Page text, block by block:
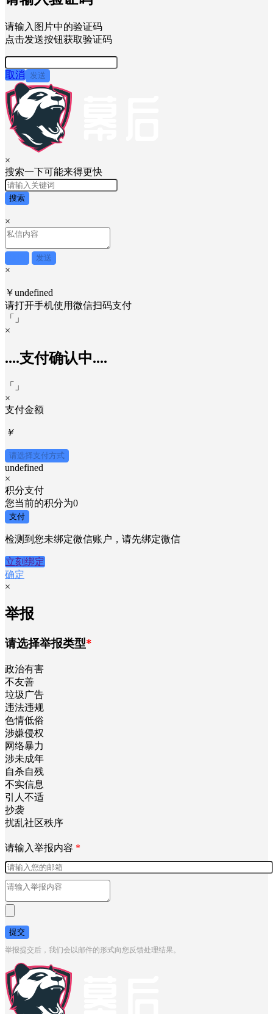
请输入图片中的验证码
点击发送按钮获取验证码
取消 发送
×
搜索一下可能来得更快
搜索
×
发送
×
￥undefined
请打开手机使用微信扫码支付
「
」
×
....支付确认中....
「
」
×
支付金额
￥
请选择支付方式
undefined
×
积分支付
您当前的积分为0
支付
检测到您未绑定微信账户，请先绑定微信
立刻绑定
确定
×
举报
请选择举报类型*
政治有害
不友善
垃圾广告
违法违规
色情低俗
涉嫌侵权
网络暴力
涉未成年
自杀自残
不实信息
引人不适
抄袭
扰乱社区秩序
请输入举报内容 *
提交
举报提交后，我们会以邮件的形式向您反馈处理结果。